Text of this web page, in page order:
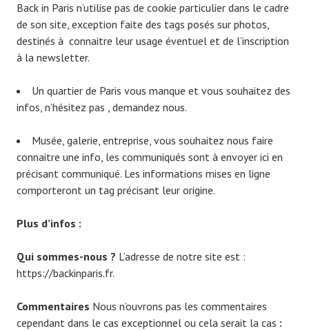
Back in Paris n’utilise pas de cookie particulier dans le cadre
de son site, exception faite des tags posés sur photos,
destinés à connaitre leur usage éventuel et de l’inscription
à la newsletter.
Un quartier de Paris vous manque et vous souhaitez des
infos, n’hésitez pas , demandez nous.
Musée, galerie, entreprise, vous souhaitez nous faire
connaitre une info, les communiqués sont à envoyer ici en
précisant communiqué. Les informations mises en ligne
comporteront un tag précisant leur origine.
Plus d’infos :
Qui sommes-nous ? L’adresse de notre site est :
https://backinparis.fr.
Commentaires Nous n’ouvrons pas les commentaires
cependant dans le cas exceptionnel ou cela serait la cas :